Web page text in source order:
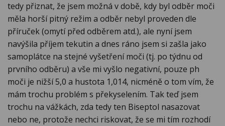
tedy přiznat, že jsem možná v době, kdy byl odběr moči
měla horší pitný režim a odběr nebyl proveden dle
příruček (omytí před odběrem atd.), ale nyní jsem
navýšila příjem tekutin a dnes ráno jsem si zašla jako
samoplátce na stejné vyšetření moči (tj. po týdnu od
prvního odběru) a vše mi vyšlo negativní, pouze ph
moči je nižší 5,0 a hustota 1,014, nicméně o tom vím, že
mám trochu problém s překyselením. Tak teď jsem
trochu na vážkách, zda tedy ten Biseptol nasazovat
nebo ne, protože nechci riskovat, že se mi tím rozhodí